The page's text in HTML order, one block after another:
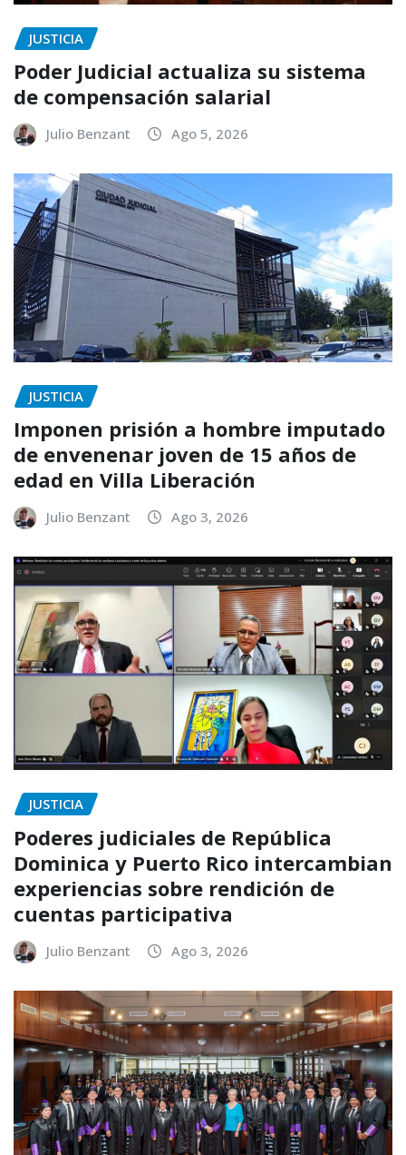
JUSTICIA
Poder Judicial actualiza su sistema
de compensación salarial
Julio Benzant Ago 5, 2026
JUSTICIA
Imponen prisión a hombre imputado
de envenenar joven de 15 años de
edad en Villa Liberación
Julio Benzant Ago 3, 2026
JUSTICIA
Poderes judiciales de República
Dominica y Puerto Rico intercambian
experiencias sobre rendición de
cuentas participativa
Julio Benzant Ago 3, 2026